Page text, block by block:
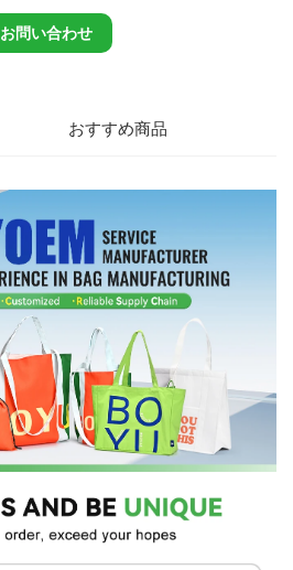
お問い合わせ
おすすめ商品